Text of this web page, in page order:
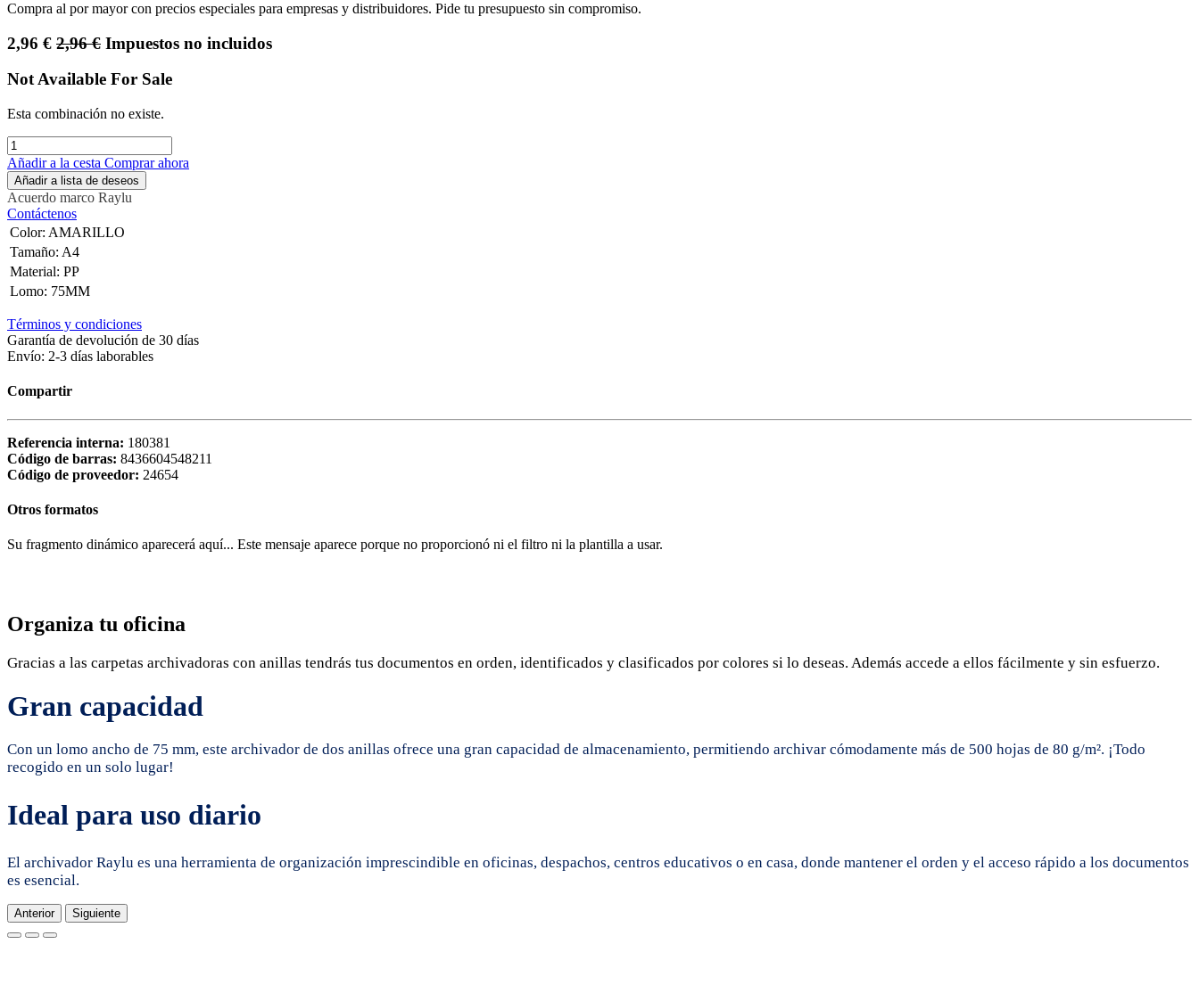
Compra al por mayor con precios especiales para empresas y distribuidores. Pide tu presupuesto sin compromiso.
2,96 € 2,96€ Impuestos no incluidos
Not Available For Sale
Esta combinación no existe.
Añadir a la cesta Comprar ahora
Añadir a lista de deseos
Acuerdo marco Raylu
Contáctenos
Color: AMARILLO
Tamaño: A4
Material: PP
Lomo: 75MM
Términos y condiciones
Garantía de devolución de 30 días
Envío: 2-3 días laborables
Compartir
Referencia interna: 180381
Código de barras: 8436604548211
Código de proveedor: 24654
Otros formatos
Su fragmento dinámico aparecerá aquí... Este mensaje aparece porque no proporcionó ni el filtro ni la plantilla a usar.
Organiza tu oficina
Gracias a las carpetas archivadoras con anillas tendrás tus documentos en orden, identificados y clasificados por colores si lo deseas. Además accede a ellos fácilmente y sin esfuerzo.
Gran capacidad
Con un lomo ancho de 75 mm, este archivador de dos anillas ofrece una gran capacidad de almacenamiento, permitiendo archivar cómodamente más de 500 hojas de 80 g/m². ¡Todo
recogido en un solo lugar!
Ideal para uso diario
El archivador Raylu es una herramienta de organización imprescindible en oficinas, despachos, centros educativos o en casa, donde mantener el orden y el acceso rápido a los documentos
es esencial.
Anterior Siguiente